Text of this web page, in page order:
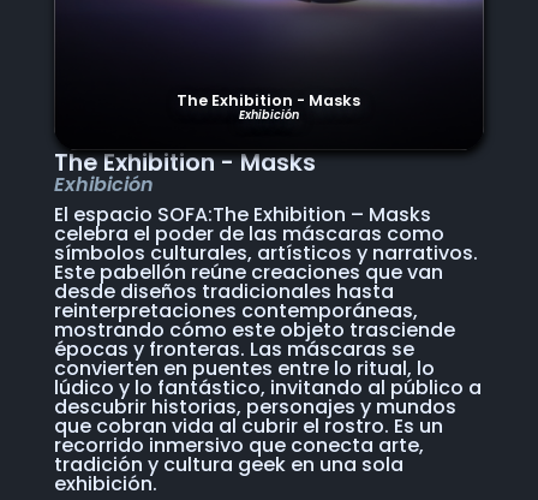
The Exhibition - Masks
Exhibición
The Exhibition - Masks
Exhibición
El espacio SOFA:The Exhibition – Masks
celebra el poder de las máscaras como
símbolos culturales, artísticos y narrativos.
Este pabellón reúne creaciones que van
desde diseños tradicionales hasta
reinterpretaciones contemporáneas,
mostrando cómo este objeto trasciende
épocas y fronteras. Las máscaras se
convierten en puentes entre lo ritual, lo
lúdico y lo fantástico, invitando al público a
descubrir historias, personajes y mundos
que cobran vida al cubrir el rostro. Es un
recorrido inmersivo que conecta arte,
tradición y cultura geek en una sola
exhibición.